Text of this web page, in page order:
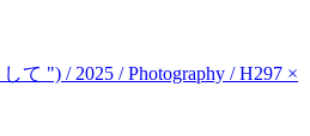
て ") / 2025 / Photography / H297 ×